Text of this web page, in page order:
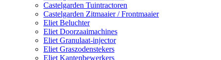
Castelgarden Tuintractoren
Castelgarden Zitmaaier / Frontmaaier
Eliet Beluchter
Eliet Doorzaaimachines
Eliet Granulaat-injector
Eliet Graszodenstekers
Eliet Kantenbewerkers